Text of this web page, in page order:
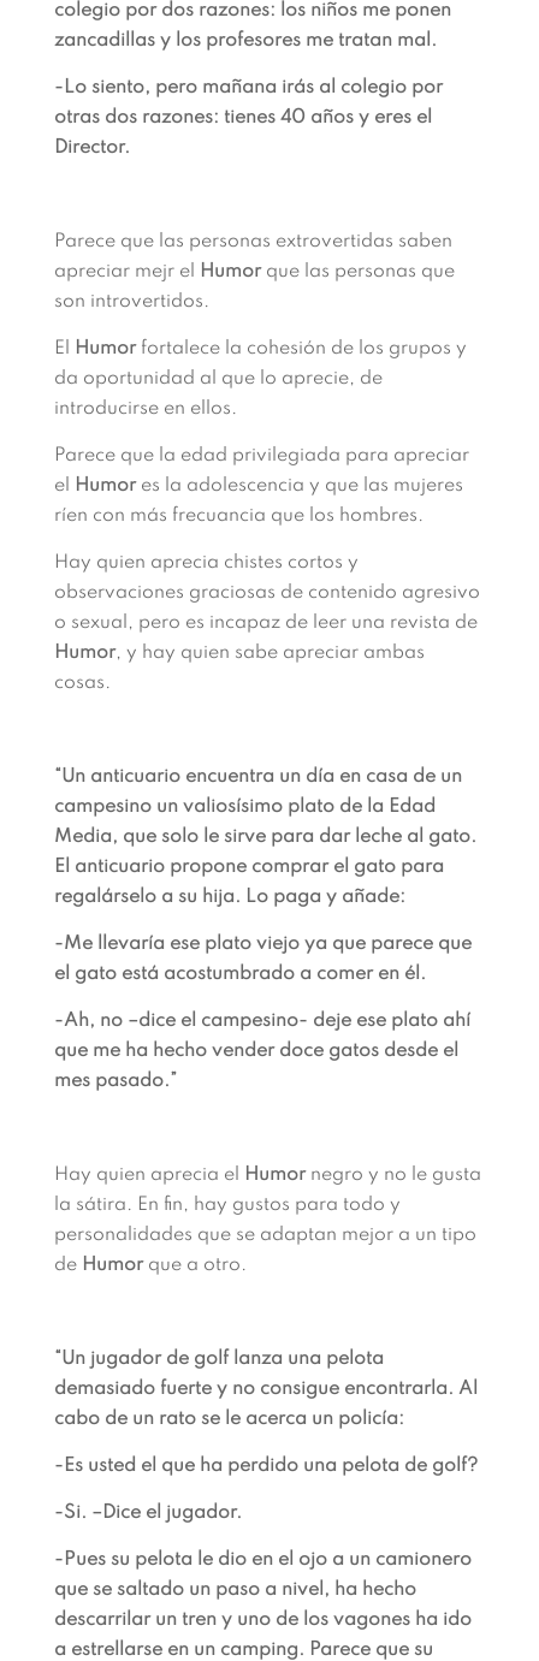
colegio por dos razones: los niños me ponen
zancadillas y los profesores me tratan mal.
-Lo siento, pero mañana irás al colegio por
otras dos razones: tienes 40 años y eres el
Director.
Parece que las personas extrovertidas saben
apreciar mejr el
Humorque las personas que
son introvertidos.
El Humorfortalece la cohesión de los grupos y
da oportunidad al que lo aprecie, de
introducirse en ellos.
Parece que la edad privilegiada para apreciar
el
Humores la adolescencia y que las mujeres
ríen con más frecuancia que los hombres.
Hay quien aprecia chistes cortos y
observaciones graciosas de contenido agresivo
o sexual, pero es incapaz de leer una revista de
Humor, y hay quien sabe apreciar ambas
cosas.
“Un anticuario encuentra un día en casa de un
campesino un valiosísimo plato de la Edad
Media, que solo le sirve para dar leche al gato.
El anticuario propone comprar el gato para
regalárselo a su hija. Lo paga y añade:
-Me llevaría ese plato viejo ya que parece que
el gato está acostumbrado a comer en él.
-Ah, no –dice el campesino- deje ese plato ahí
que me ha hecho vender doce gatos desde el
mes pasado.”
Hay quien aprecia el Humornegro y no le gusta
la sátira. En fin, hay gustos para todo y
personalidades que se adaptan mejor a un tipo
de Humorque a otro.
“Un jugador de golf lanza una pelota
demasiado fuerte y no consigue encontrarla. Al
cabo de un rato se le acerca un policía:
-Es usted el que ha perdido una pelota de golf?
-Si. –Dice el jugador.
-Pues su pelota le dio en el ojo a un camionero
que se saltado un paso a nivel, ha hecho
descarrilar un tren y uno de los vagones ha ido
a estrellarse en un camping. Parece que su